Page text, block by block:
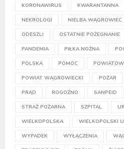
KORONAWIRUS KWARANTANNA
NEKROLOGI NIELBA WĄGROWIEC
ODESZLI OSTATNIE POŻEGNANIE
PANDEMIA PIŁKA NOŻNA
POLSKA POMOC
POWIAT WĄGROWIECKI POŻAR
PRĄD ROGOŹNO SANPEID
STRAŻ POŻARNA SZPITAL
WIELKOPOLSKA WIELKOPOLSKI
WYPADEK WYŁĄCZENIA